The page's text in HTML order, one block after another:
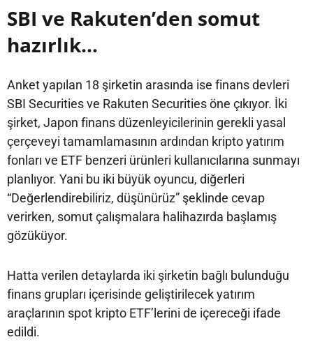
SBI ve Rakuten’den somut
hazırlık…
Anket yapılan 18 şirketin arasında ise finans devleri
SBI Securities ve Rakuten Securities öne çıkıyor. İki
şirket, Japon finans düzenleyicilerinin gerekli yasal
çerçeveyi tamamlamasının ardından kripto yatırım
fonları ve ETF benzeri ürünleri kullanıcılarına sunmayı
planlıyor. Yani bu iki büyük oyuncu, diğerleri
“Değerlendirebiliriz, düşünürüz” şeklinde cevap
verirken, somut çalışmalara halihazırda başlamış
gözüküyor.
Hatta verilen detaylarda iki şirketin bağlı bulunduğu
finans grupları içerisinde geliştirilecek yatırım
araçlarının spot kripto ETF’lerini de içereceği ifade
edildi.